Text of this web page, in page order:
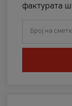
фактурата
Број на